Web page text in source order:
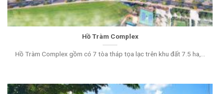
Hồ Tràm Complex
Hồ Tràm Complex gồm có 7 tòa tháp tọa lạc trên khu đất 7.5 ha,...